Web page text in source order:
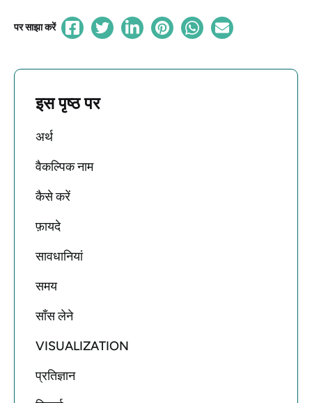
पर साझा करें
इस पृष्ठ पर
अर्थ
वैकल्पिक नाम
कैसे करें
फ़ायदे
सावधानियां
समय
साँस लेने
VISUALIZATION
प्रतिज्ञान